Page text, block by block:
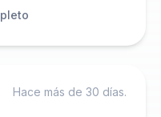
Hace más de 30 días.